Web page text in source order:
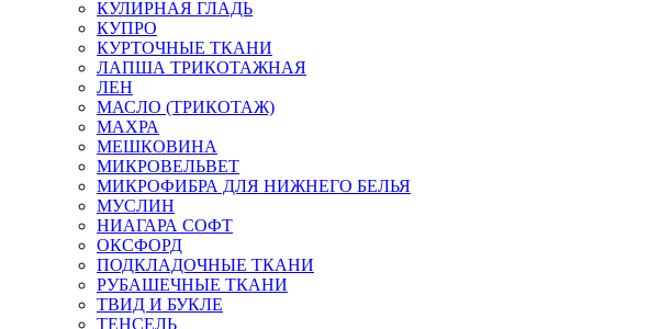
КУЛИРНАЯ ГЛАДЬ
КУПРО
КУРТОЧНЫЕ ТКАНИ
ЛАПША ТРИКОТАЖНАЯ
ЛЕН
МАСЛО (ТРИКОТАЖ)
МАХРА
МЕШКОВИНА
МИКРОВЕЛЬВЕТ
МИКРОФИБРА ДЛЯ НИЖНЕГО БЕЛЬЯ
МУСЛИН
НИАГАРА СОФТ
ОКСФОРД
ПОДКЛАДОЧНЫЕ ТКАНИ
РУБАШЕЧНЫЕ ТКАНИ
ТВИД И БУКЛЕ
ТЕНСЕЛЬ